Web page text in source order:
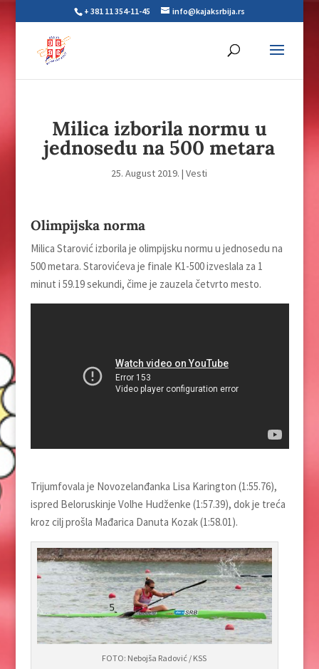
+ 381 11 354-11-45 info@kajaksrbija.rs
Milica izborila normu u
jednosedu na 500 metara
25. August 2019. |Vesti
Olimpijska norma
Milica Starović izborila je olimpijsku normu u jednosedu na
500 metara. Starovićeva je finale K1-500 izveslala za 1
minut i 59.19 sekundi, čime je zauzela četvrto mesto.
Trijumfovala je Novozelanđanka Lisa Karington (1:55.76),
ispred Beloruskinje Volhe Hudženke (1:57.39), dok je treća
kroz cilј prošla Mađarica Danuta Kozak (1:58.01).
FOTO: Nebojša Radović / KSS